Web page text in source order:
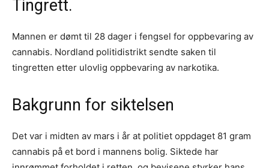
Tingrett.
Mannen er dømt til 28 dager i fengsel for oppbevaring av
cannabis. Nordland politidistrikt sendte saken til
tingretten etter ulovlig oppbevaring av narkotika.
Bakgrunn for siktelsen
Det var i midten av mars i år at politiet oppdaget 81 gram
cannabis på et bord i mannens bolig. Siktede har